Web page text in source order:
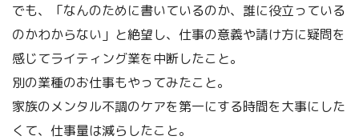
でも、「なんのために書いているのか、誰に役立っている
のかわからない」と絶望し、仕事の意義や請け方に疑問を
感じてライティング業を中断したこと。
別の業種のお仕事もやってみたこと。
家族のメンタル不調のケアを第一にする時間を大事にした
くて、仕事量は減らしたこと。